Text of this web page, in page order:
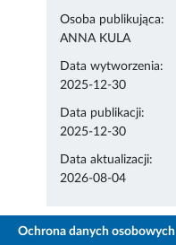
Osoba publikująca:
ANNA KULA
Data wytworzenia:
2025-12-30
Data publikacji:
2025-12-30
Data aktualizacji:
2026-08-04
Ochrona danych osobowych